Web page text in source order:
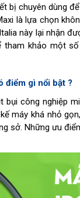
bị chuyên dùng
là lựa chọn
này lại nhận
tham khảo một
điểm gì nổi bật ?
bụi công nghiệp
máy khá nhỏ
sở. Những ưu